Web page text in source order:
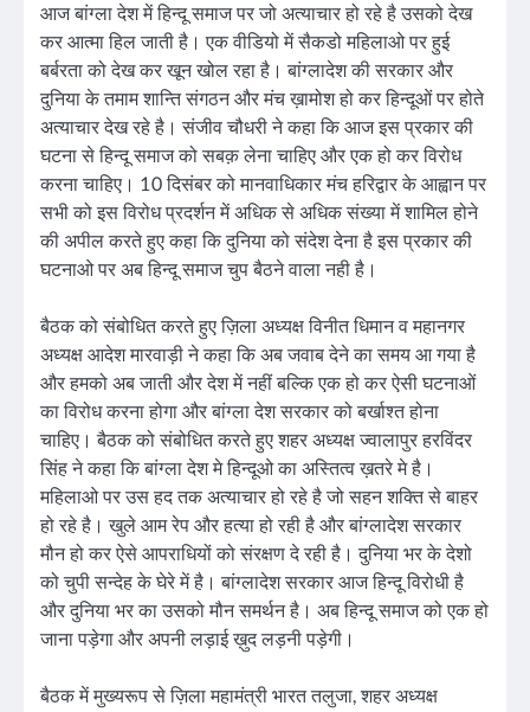
आज बांग्ला देश में हिन्दू समाज पर जो अत्याचार हो रहे है उसको देख
कर आत्मा हिल जाती है। एक वीडियो में सैकडो महिलाओ पर हुई
बर्बरता को देख कर खून खोल रहा है। बांग्लादेश की सरकार और
दुनिया के तमाम शान्ति संगठन और मंच ख़ामोश हो कर हिन्दूओं पर होते
अत्याचार देख रहे है। संजीव चौधरी ने कहा कि आज इस प्रकार की
घटना से हिन्दू समाज को सबक़ लेना चाहिए और एक हो कर विरोध
करना चाहिए। 10 दिसंबर को मानवाधिकार मंच हरिद्वार के आह्वान पर
सभी को इस विरोध प्रदर्शन में अधिक से अधिक संख्या में शामिल होने
की अपील करते हुए कहा कि दुनिया को संदेश देना है इस प्रकार की
घटनाओ पर अब हिन्दू समाज चुप बैठने वाला नही है।
बैठक को संबोधित करते हुए ज़िला अध्यक्ष विनीत धिमान व महानगर
अध्यक्ष आदेश मारवाड़ी ने कहा कि अब जवाब देने का समय आ गया है
और हमको अब जाती और देश में नहीं बल्कि एक हो कर ऐसी घटनाओं
का विरोध करना होगा और बांग्ला देश सरकार को बर्खाश्त होना
चाहिए। बैठक को संबोधित करते हुए शहर अध्यक्ष ज्वालापुर हरविंदर
सिंह ने कहा कि बांग्ला देश मे हिन्दूओ का अस्तित्व ख़तरे मे है।
महिलाओ पर उस हद तक अत्याचार हो रहे है जो सहन शक्ति से बाहर
हो रहे है। खुले आम रेप और हत्या हो रही है और बांग्लादेश सरकार
मौन हो कर ऐसे आपराधियों को संरक्षण दे रही है। दुनिया भर के देशो
को चुपी सन्देह के घेरे में है। बांग्लादेश सरकार आज हिन्दू विरोधी है
और दुनिया भर का उसको मौन समर्थन है। अब हिन्दू समाज को एक हो
जाना पड़ेगा और अपनी लड़ाई ख़ुद लड़नी पड़ेगी।
बैठक में मुख्यरूप से ज़िला महामंत्री भारत तलुजा, शहर अध्यक्ष